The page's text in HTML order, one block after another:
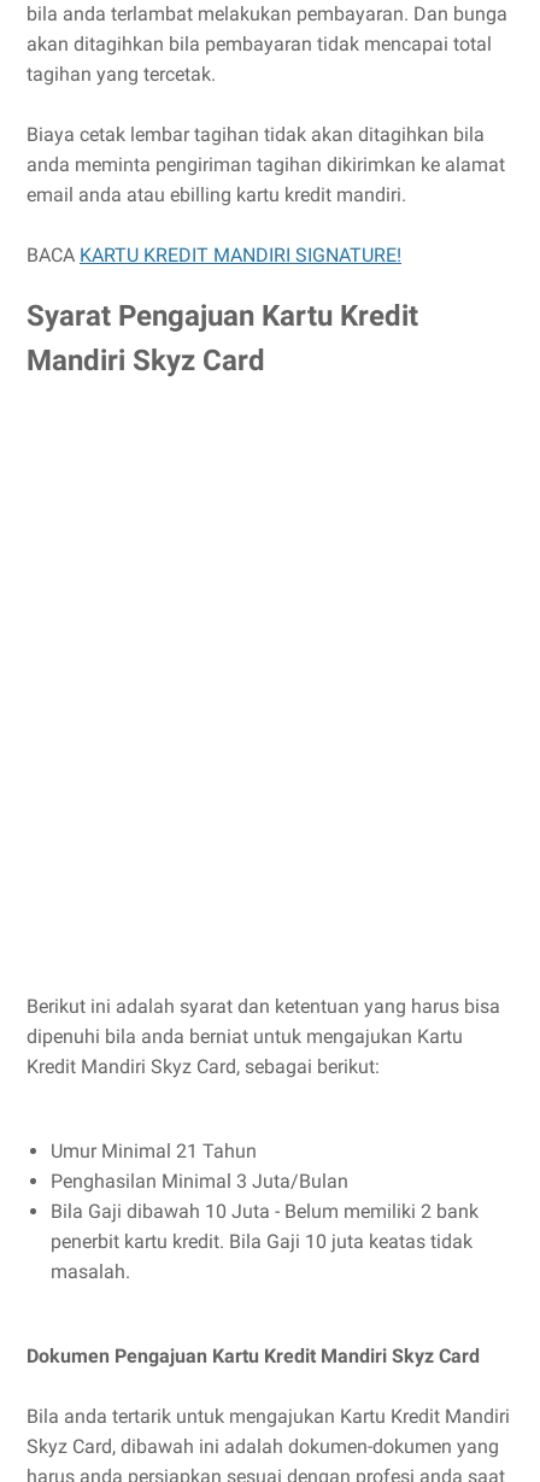
bila anda terlambat melakukan pembayaran. Dan bunga
akan ditagihkan bila pembayaran tidak mencapai total
tagihan yang tercetak.
Biaya cetak lembar tagihan tidak akan ditagihkan bila
anda meminta pengiriman tagihan dikirimkan ke alamat
email anda atau ebilling kartu kredit mandiri.
BACA KARTU KREDIT MANDIRI SIGNATURE!
Syarat Pengajuan Kartu Kredit
Mandiri Skyz Card
Berikut ini adalah syarat dan ketentuan yang harus bisa
dipenuhi bila anda berniat untuk mengajukan Kartu
Kredit Mandiri Skyz Card, sebagai berikut:
Umur Minimal 21 Tahun
Penghasilan Minimal 3 Juta/Bulan
Bila Gaji dibawah 10 Juta - Belum memiliki 2 bank
penerbit kartu kredit. Bila Gaji 10 juta keatas tidak
masalah.
Dokumen Pengajuan Kartu Kredit Mandiri Skyz Card
Bila anda tertarik untuk mengajukan Kartu Kredit Mandiri
Skyz Card, dibawah ini adalah dokumen-dokumen yang
harus anda persiapkan sesuai dengan profesi anda saat